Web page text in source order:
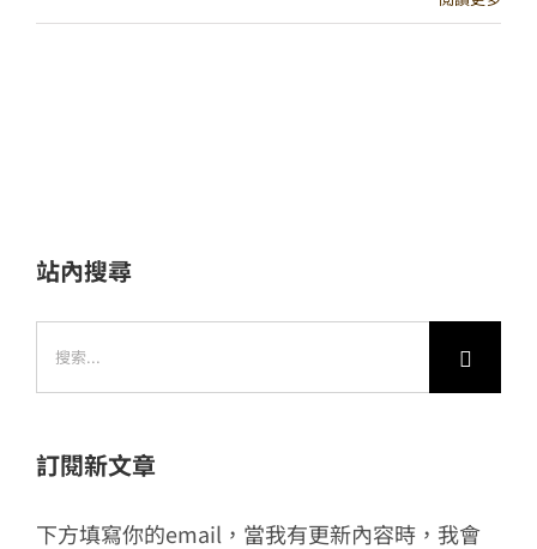
站內搜尋
訂閱新文章
下方填寫你的email，當我有更新內容時，我會